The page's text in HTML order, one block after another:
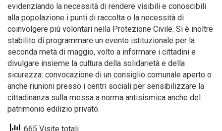
evidenziando la necessità di rendere visibili e conoscibili
alla popolazione i punti di raccolta o la necessità di
coinvolgere più volontari nella Protezione Civile. Si è inoltre
stabilito di programmare un evento istituzionale per la
seconda metà di maggio, volto a informare i cittadini e
divulgare insieme la cultura della solidarietà e della
sicurezza: convocazione di un consiglio comunale aperto o
anche riunioni presso i centri sociali per sensibilizzare la
cittadinanza sulla messa a norma antisismica anche del
patrimonio edilizio privato.
665 Visite totali